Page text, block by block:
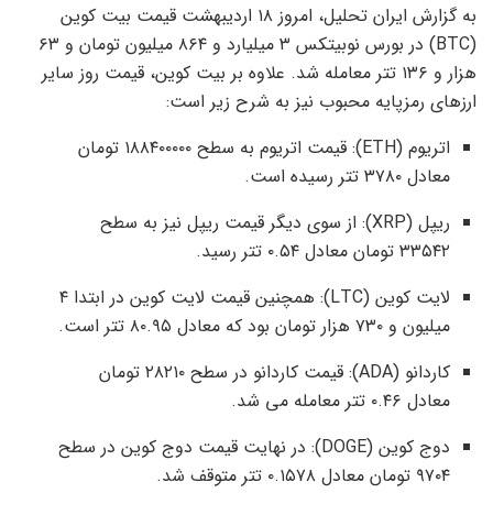
به گزارش ایران تحلیل، امروز ۱۸ اردیبهشت قیمت بیت کوین
(BTC) در بورس نوبیتکس ۳ میلیارد و ۸۶۴ میلیون تومان و ۶۳
هزار و ۱۳۶ تتر معامله شد. علاوه بر بیت کوین، قیمت روز سایر
ارزهای رمزپایه محبوب نیز به شرح زیر است:
اتریوم (ETH): قیمت اتریوم به سطح ۱۸۸۴۰۰۰۰۰ تومان
معادل ۳۷۸۰ تتر رسیده است.
ریپل (XRP): از سوی دیگر قیمت ریپل نیز به سطح
۳۳۵۴۲ تومان معادل ۰.۵۴ تتر رسید.
لایت کوین (LTC): همچنین قیمت لایت کوین در ابتدا ۴
میلیون و ۷۳۰ هزار تومان بود که معادل ۸۰.۹۵ تتر است.
کاردانو (ADA): قیمت کاردانو در سطح ۲۸۲۱۰ تومان
معادل ۰.۴۶ تتر معامله می شد.
دوج کوین (DOGE): در نهایت قیمت دوج کوین در سطح
۹۷۰۴ تومان معادل ۰.۱۵۷۸ تتر متوقف شد.